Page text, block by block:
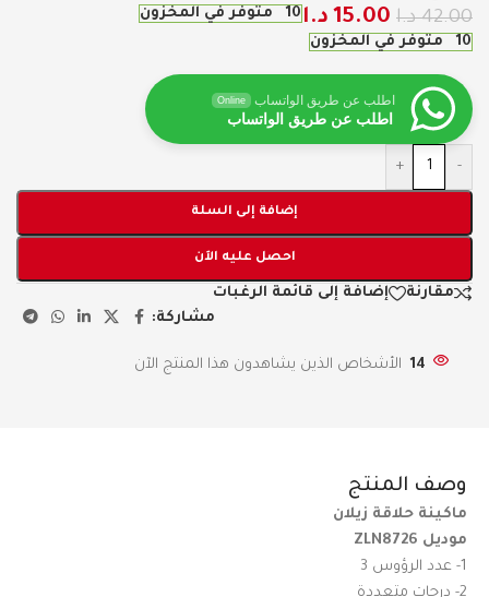
42.00 د.ا 15.00 د.ا 10 متوفر في المخزون
10 متوفر في المخزون
اطلب عن طريق الواتساب Online
اطلب عن طريق الواتساب
-
+
إضافة إلى السلة
احصل عليه الآن
مقارنة
إضافة إلى قائمة الرغبات
مشاركة:
14 الأشخاص الذين يشاهدون هذا المنتج الآن
وصف المنتج
ماكينة حلاقة زيلان
موديل ZLN8726
1- عدد الرؤوس 3
2- درجات متعددة